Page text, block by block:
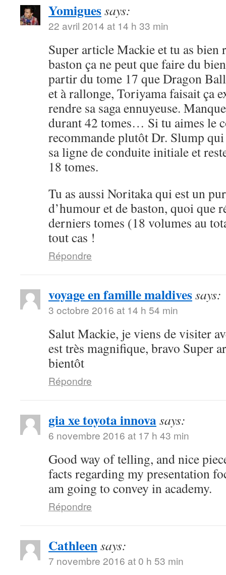
Yomiguessays:
22 avril 2014 at 14 h 33 min
Super article Mackie et tu as bien
baston ça ne peut que faire du
partir du tome 17 que Dragon
et à rallonge, Toriyama faisait ça
rendre sa saga ennuyeuse.
durant 42 tomes… Si tu aimes le
recommande plutôt Dr. Slump qui
sa ligne de conduite initiale et
18 tomes.
Tu as aussi Noritaka qui est un
d’humour et de baston, quoi que
derniers tomes (18 volumes au
tout cas !
Répondre
voyage en famille maldivessays:
3 octobre 2016 at 14 h 54 min
Salut Mackie, je viens de visiter
est très magnifique, bravo Super
bientôt
Répondre
gia xe toyota innovasays:
6 novembre 2016 at 17 h 43 min
Good way of telling, and nice
facts regarding my presentation
am going to convey in academy.
Répondre
Cathleensays:
7 novembre 2016 at 0 h 53 min